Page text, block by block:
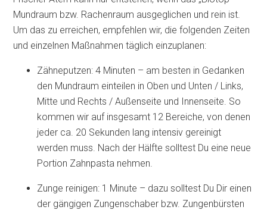
Mundraum bzw. Rachenraum ausgeglichen und rein ist.
Um das zu erreichen, empfehlen wir, die folgenden Zeiten
und einzelnen Maßnahmen täglich einzuplanen:
Zähneputzen: 4 Minuten – am besten in Gedanken
den Mundraum einteilen in Oben und Unten / Links,
Mitte und Rechts / Außenseite und Innenseite. So
kommen wir auf insgesamt 12 Bereiche, von denen
jeder ca. 20 Sekunden lang intensiv gereinigt
werden muss. Nach der Hälfte solltest Du eine neue
Portion Zahnpasta nehmen.
Zunge reinigen: 1 Minute – dazu solltest Du Dir einen
der gängigen Zungenschaber bzw. Zungenbürsten